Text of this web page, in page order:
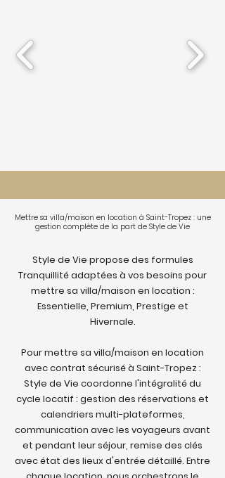
Mettre sa villa/maison en location à Saint-Tropez : une
gestion complète de la part de Style de Vie
Style de Vie propose des formules
Tranquillité adaptées à vos besoins pour
mettre sa villa/maison en location :
Essentielle, Premium, Prestige et
Hivernale.
Pour mettre sa villa/maison en location
avec contrat sécurisé à Saint-Tropez :
Style de Vie coordonne l'intégralité du
cycle locatif : gestion des réservations et
calendriers multi-plateformes,
communication avec les voyageurs avant
et pendant leur séjour, remise des clés
avec état des lieux d'entrée détaillé. Entre